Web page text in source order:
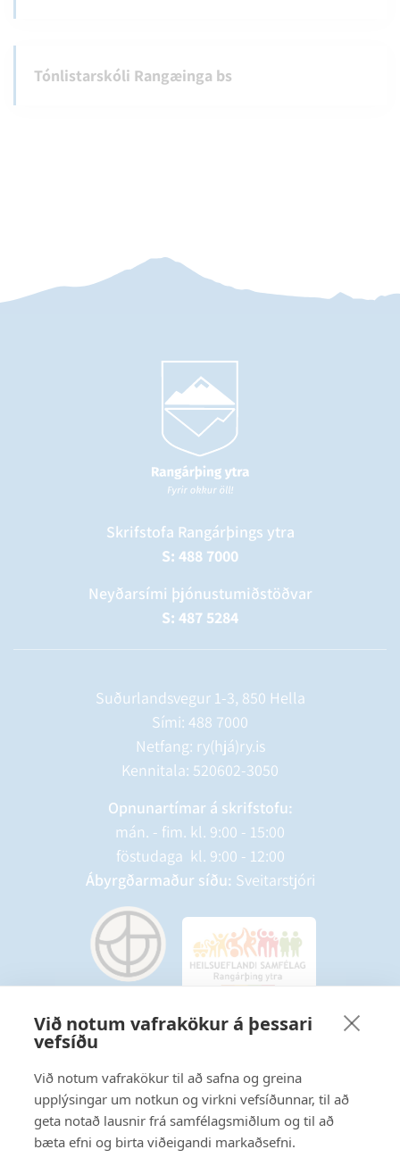
Við notum vafrakökur á þessari
vefsíðu
Við notum vafrakökur til að safna og greina
upplýsingar um notkun og virkni vefsíðunnar, til að
geta notað lausnir frá samfélagsmiðlum og til að
bæta efni og birta viðeigandi markaðsefni.
Tónlistarskóli Rangæinga bs
Skrifstofa Rangárþings ytra
S: 488 7000
Neyðarsími þjónustumiðstöðvar
S: 487 5284
Suðurlandsvegur 1-3, 850 Hella
Sími: 488 7000
Netfang: ry(hjá)ry.is
Kennitala: 520602-3050
Opnunartímar á skrifstofu:
mán. - fim. kl. 9:00 - 15:00
föstudaga kl. 9:00 - 12:00
Ábyrgðarmaður síðu: Sveitarstjóri
Starfsmannavefur
Hafðu samband
Ritstjórnarstefna
Fylgstu með á Facebook